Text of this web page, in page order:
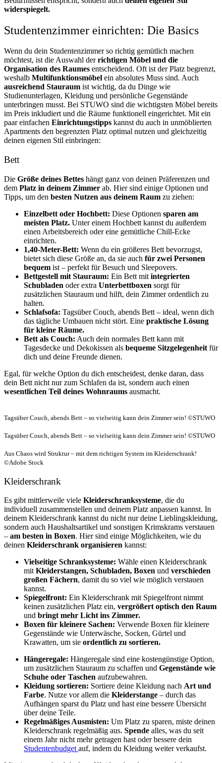
widerspiegelt.
Studentenzimmer einrichten: Die Basics
Wenn du dein Studentenzimmer so richtig gemütlich machen
möchtest, ist die Auswahl derrichtigen Möbel und die
Organisation des Raumes entscheidend. Oft ist der Platz begrenzt,
weshalb Multifunktionsmöbel ein absolutes Muss sind. Auch
ausreichend Stauraum ist wichtig, da du Dinge wie
Studienunterlagen, Kleidung und persönliche Gegenstände
unterbringen musst. Bei STUWO sind die wichtigsten Möbel bereits
im Preis inkludiert und die Räume funktionell eingerichtet. Mit ein
paar einfachen Einrichtungstipps kannst du auch in unmöblierten
Apartments den begrenzten Platz optimal nutzen und gleichzeitig
deinen eigenen Stil einbringen:
Bett
Die Größe deines Bettes hängt ganz von deinen Präferenzen und
dem Platz in deinem Zimmer ab. Hier sind einige Optionen und
Tipps, um den besten Nutzen aus deinem Raum zu ziehen:
Einzelbett oder Hochbett: Diese Optionen sparen am
meisten Platz. Unter einem Hochbett kannst du außerdem
einen Arbeitsbereich oder eine gemütliche Chill-Ecke
einrichten.
1,40-Meter-Bett: Wenn du ein größeres Bett bevorzugst,
bietet sich diese Größe an, da sie auch für zwei Personen
bequem ist – perfekt für Besuch und Sleepovers.
Bettgestell mit Stauraum: Ein Bett mit integrierten
Schubladen oder extra Unterbettboxen sorgt für
zusätzlichen Stauraum und hilft, dein Zimmer ordentlich zu
halten.
Schlafsofa: Tagsüber Couch, abends Bett – ideal, wenn dich
das tägliche Umbauen nicht stört. Eine praktische Lösung
für kleine Räume.
Bett als Couch: Auch dein normales Bett kann mit
Tagesdecke und Dekokissen als bequeme Sitzgelegenheit für
dich und deine Freunde dienen.
Egal, für welche Option du dich entscheidest, denke daran, dass
dein Bett nicht nur zum Schlafen da ist, sondern auch einen
wesentlichen Teil deines Wohnraums ausmacht.
Tagsüber Couch, abends Bett – so vielseitig kann dein Zimmer sein! ©STUWO
Tagsüber Couch, abends Bett – so vielseitig kann dein Zimmer sein! ©STUWO
Aus Chaos wird Struktur – mit dem richtigen System im Kleiderschrank!
©Adobe Stock
Kleiderschrank
Es gibt mittlerweile viele Kleiderschranksysteme, die du
individuell zusammenstellen und deinem Platz anpassen kannst. In
deinem Kleiderschrank kannst du nicht nur deine Lieblingskleidung,
sondern auch Haushaltsartikel und sonstigen Krimskrams verstauen
– am besten in Boxen. Hier sind einige Möglichkeiten, wie du
deinen Kleiderschrank organisieren kannst:
Vielseitige Schranksysteme: Wähle einen Kleiderschrank
mit Kleiderstangen, Schubladen, Boxen und verschieden
großen Fächern, damit du so viel wie möglich verstauen
kannst.
Spiegelfront: Ein Kleiderschrank mit Spiegelfront nimmt
keinen zusätzlichen Platz ein, vergrößert optisch den Raum
und bringt mehr Licht ins Zimmer.
Boxen für kleinere Sachen: Verwende Boxen für kleinere
Gegenstände wie Unterwäsche, Socken, Gürtel und
Krawatten, um sie ordentlich zu sortieren.
Hängeregale: Hängeregale sind eine kostengünstige Option,
um zusätzlichen Stauraum zu schaffen und Gegenstände wie
Schuhe oder Taschen aufzubewahren.
Kleidung sortieren: Sortiere deine Kleidung nach Art und
Farbe. Nutze vor allem die Kleiderstange – durch das
Aufhängen sparst du Platz und hast eine bessere Übersicht
über deine Teile.
Regelmäßiges Ausmisten: Um Platz zu sparen, miste deinen
Kleiderschrank regelmäßig aus. Spende alles, was du seit
einem Jahr nicht mehr getragen hast oder bessere dein
Studentenbudget auf, indem du Kleidung weiter verkaufst.